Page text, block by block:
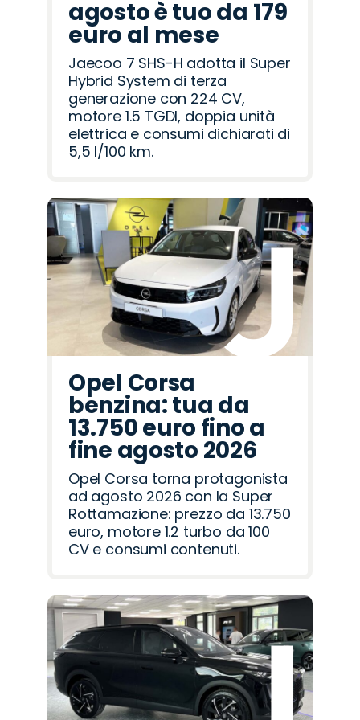
agosto è tuo da 179
euro al mese
Jaecoo 7 SHS-H adotta il Super
Hybrid System di terza
generazione con 224 CV,
motore 1.5 TGDI, doppia unità
elettrica e consumi dichiarati di
5,5 l/100 km.
Opel Corsa
benzina: tua da
13.750 euro fino a
fine agosto 2026
Opel Corsa torna protagonista
ad agosto 2026 con la Super
Rottamazione: prezzo da 13.750
euro, motore 1.2 turbo da 100
CV e consumi contenuti.